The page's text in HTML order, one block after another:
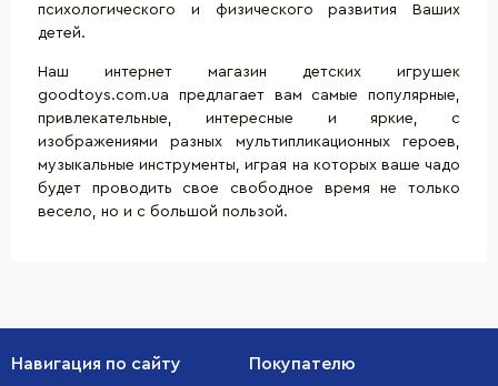
психологического и физического развития Ваших
детей.
Наш интернет магазин детских игрушек
goodtoys.com.ua предлагает вам самые популярные,
привлекательные, интересные и яркие, с
изображениями разных мультипликационных героев,
музыкальные инструменты, играя на которых ваше чадо
будет проводить свое свободное время не только
весело, но и с большой пользой.
Навигация по сайту Покупателю